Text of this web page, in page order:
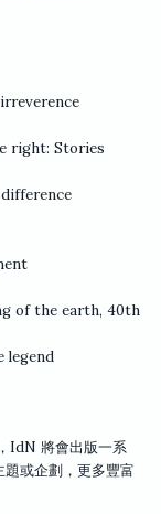
right: Stories
of the earth, 40th
legend
IdN 將會出版一系
或企劃，更多豐富